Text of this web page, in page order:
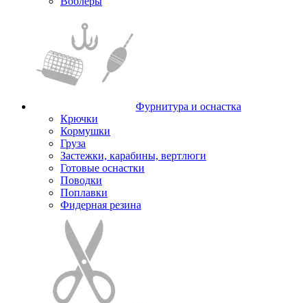
Фурнитура и оснастка
Крючки
Кормушки
Груза
Застежки, карабины, вертлюги
Готовые оснастки
Поводки
Поплавки
Фидерная резина